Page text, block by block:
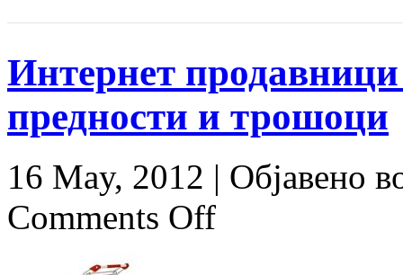
Интернет продавници
предности и трошоци
16 May, 2012 | Објавено
Comments Off